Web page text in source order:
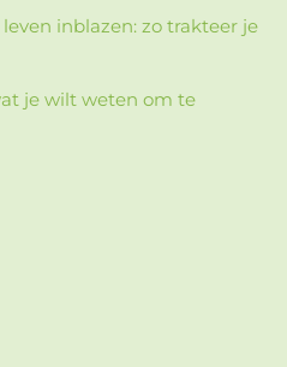
inblazen: zo trakteer je
je wilt weten om te